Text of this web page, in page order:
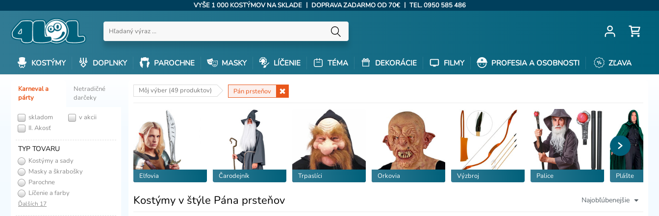
VYŠE 1 000 KOSTÝMOV NA SKLADE | DOPRAVA ZADARMO OD 70€ | TEL. 0950 585 486
KOSTÝMY DOPLNKY PAROCHNE MASKY LÍČENIE TÉMA DEKORÁCIE FILMY PROFESIA A OSOBNOSTI ZĽAVA
Môj výber (49 produktov) Pán prsteňov
Elfovia Čarodejník Trpaslíci Orkovia Výzbroj Palice Plášte
Najobľúbenejšie
Kostýmy v štýle Pána prsteňov
Karneval a
párty
Netradičné
darčeky
skladom
v akcii
II. Akosť
TYP TOVARU
Kostýmy a sady
Masky a škrabošky
Parochne
Líčenie a farby
Ďalších 17